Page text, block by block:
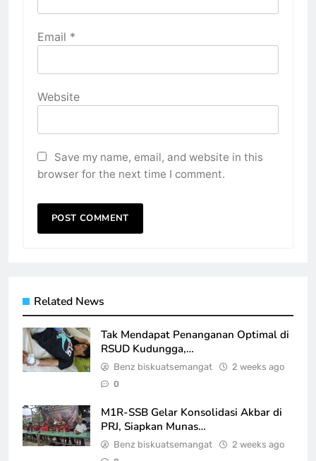
Email *
Website
Save my name, email, and website in this
browser for the next time I comment.
Related News
Tak Mendapat Penanganan Optimal di
RSUD Kudungga,…
Benz biskuatsemangat 2 weeks ago
0
M1R-SSB Gelar Konsolidasi Akbar di
PRJ, Siapkan Munas…
Benz biskuatsemangat 2 weeks ago